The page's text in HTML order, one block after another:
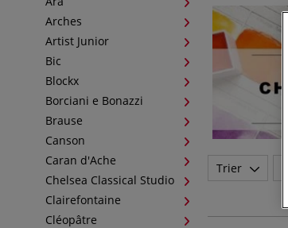
Arches
Artist Junior
Bic
Blockx
Borciani e Bonazzi
Brause
Canson
Caran d'Ache
Chelsea Classical Studio
Clairefontaine
Cléopâtre
Trier